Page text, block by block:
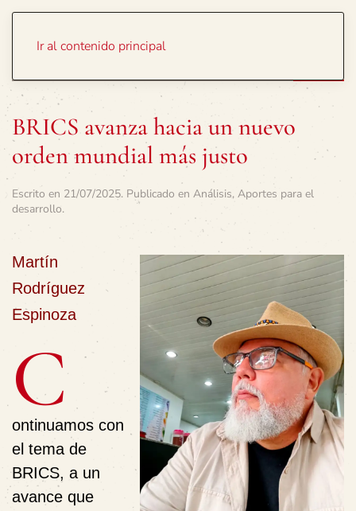
Ir al contenido principal
BRICS avanza hacia un nuevo
orden mundial más justo
Escrito en 21/07/2025. Publicado en Análisis, Aportes para el
desarrollo.
Martín
Rodríguez
Espinoza
C
ontinuamos con
el tema de
BRICS, a un
avance que